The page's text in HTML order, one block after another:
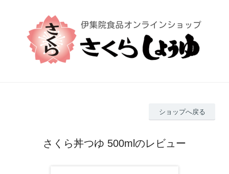
ショップへ戻る
さくら丼つゆ 500mlのレビュー